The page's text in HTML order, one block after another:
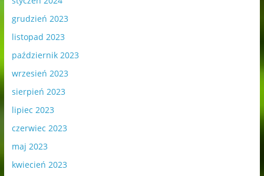
grudzień 2023
listopad 2023
październik 2023
wrzesień 2023
sierpień 2023
lipiec 2023
czerwiec 2023
maj 2023
kwiecień 2023